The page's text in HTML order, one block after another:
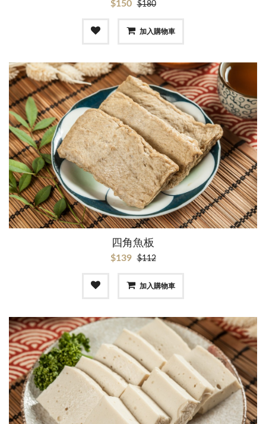
$150 $180
加入購物車
四角魚板
$139 $112
加入購物車